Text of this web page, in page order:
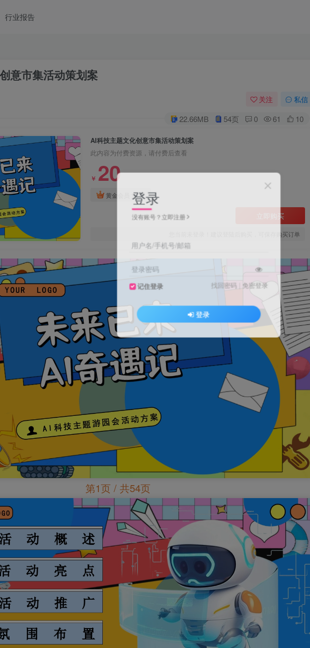
行业报告
意市集活动策划案
关注 私信
22.66MB 54页 0 61 10
AI科技主题文化创意市集活动策划案
此内容为付费资源，请付费后查看
￥ 20
黄金会员 免费
立即购买
您当前未登录！建议登陆后购买，可保存购买订单
第1页 / 共54页
登录
没有账号？立即注册
用户名/手机号/邮箱
登录密码
记住登录 找回密码 免密登录
登录